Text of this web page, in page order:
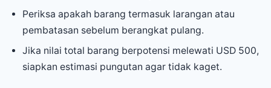
Periksa apakah barang termasuk larangan atau
pembatasan sebelum berangkat pulang.
Jika nilai total barang berpotensi melewati USD 500,
siapkan estimasi pungutan agar tidak kaget.